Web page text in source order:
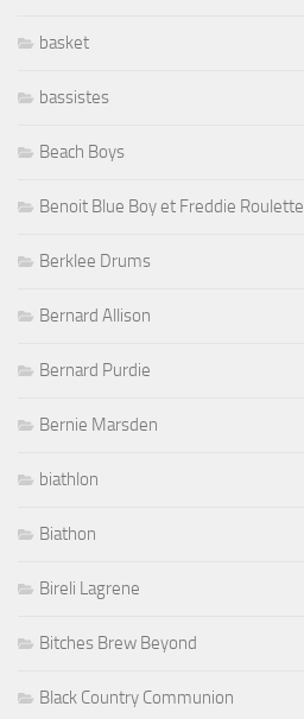
basket
bassistes
Beach Boys
Benoit Blue Boy et Freddie Roulette
Berklee Drums
Bernard Allison
Bernard Purdie
Bernie Marsden
biathlon
Biathon
Bireli Lagrene
Bitches Brew Beyond
Black Country Communion